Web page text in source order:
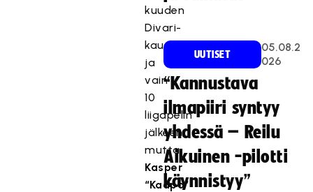
kuuden
Divari-
kauden
ja
vain
10
liigapelin
jälkeen,
mutta
Kasper
“Kaapo”
UUTISET
05.08.2
026
“Kannustava
ilmapiiri syntyy
yhdessä – Reilu
Aikuinen -pilotti
käynnistyy”